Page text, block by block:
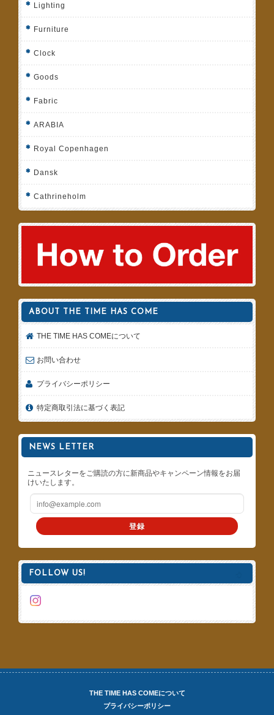
Lighting
Furniture
Clock
Goods
Fabric
ARABIA
Royal Copenhagen
Dansk
Cathrineholm
ABOUT THE TIME HAS COME
THE TIME HAS COMEについて
お問い合わせ
プライバシーポリシー
特定商取引法に基づく表記
NEWS LETTER
ニュースレターをご購読の方に新商品やキャンペーン情報をお届
けいたします。
登録
FOLLOW US!
THE TIME HAS COMEについて
プライバシーポリシー